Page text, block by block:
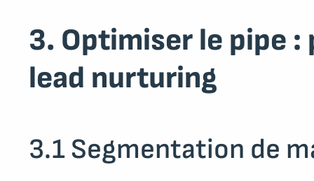
3. Optimiser le pipe
lead nurturing
3.1 Segmentation de